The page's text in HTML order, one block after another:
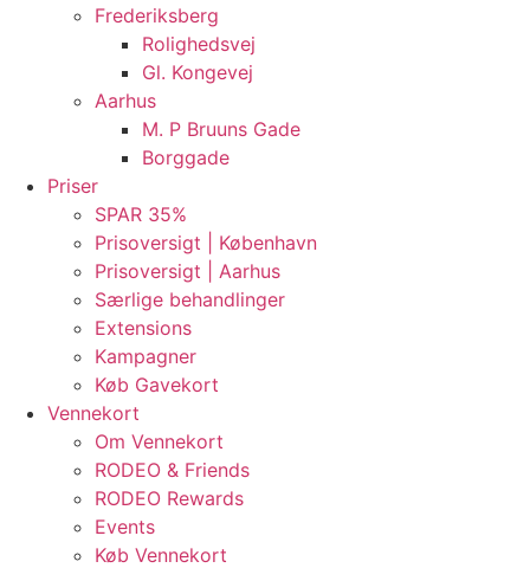
Frederiksberg
Rolighedsvej
Gl. Kongevej
Aarhus
M. P Bruuns Gade
Borggade
Priser
SPAR 35%
Prisoversigt | København
Prisoversigt | Aarhus
Særlige behandlinger
Extensions
Kampagner
Køb Gavekort
Vennekort
Om Vennekort
RODEO & Friends
RODEO Rewards
Events
Køb Vennekort